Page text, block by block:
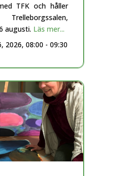
TFK och håller
augusti. Läs mer...
2026, 08:00 - 09:30